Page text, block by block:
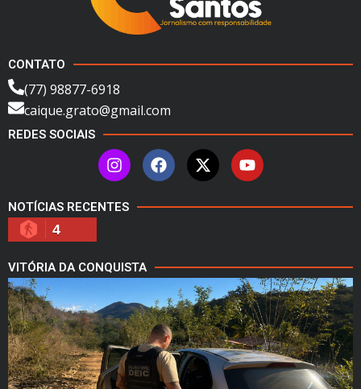
CONTATO
(77) 98877-6918
caique.grato@gmail.com
REDES SOCIAIS
NOTÍCIAS RECENTES
4
VITÓRIA DA CONQUISTA